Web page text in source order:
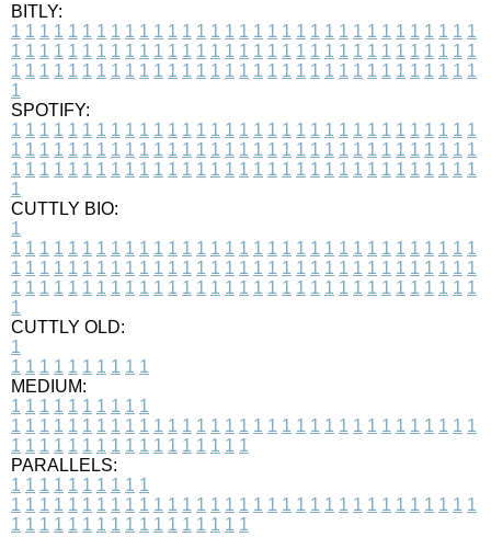
BITLY:
1 1 1 1 1 1 1 1 1 1 1 1 1 1 1 1 1 1 1 1 1 1 1 1 1 1 1 1 1 1 1 1 1
1 1 1 1 1 1 1 1 1 1 1 1 1 1 1 1 1 1 1 1 1 1 1 1 1 1 1 1 1 1 1 1 1
1 1 1 1 1 1 1 1 1 1 1 1 1 1 1 1 1 1 1 1 1 1 1 1 1 1 1 1 1 1 1 1 1
1
SPOTIFY:
1 1 1 1 1 1 1 1 1 1 1 1 1 1 1 1 1 1 1 1 1 1 1 1 1 1 1 1 1 1 1 1 1
1 1 1 1 1 1 1 1 1 1 1 1 1 1 1 1 1 1 1 1 1 1 1 1 1 1 1 1 1 1 1 1 1
1 1 1 1 1 1 1 1 1 1 1 1 1 1 1 1 1 1 1 1 1 1 1 1 1 1 1 1 1 1 1 1 1
1
CUTTLY BIO:
1
1 1 1 1 1 1 1 1 1 1 1 1 1 1 1 1 1 1 1 1 1 1 1 1 1 1 1 1 1 1 1 1 1
1 1 1 1 1 1 1 1 1 1 1 1 1 1 1 1 1 1 1 1 1 1 1 1 1 1 1 1 1 1 1 1 1
1 1 1 1 1 1 1 1 1 1 1 1 1 1 1 1 1 1 1 1 1 1 1 1 1 1 1 1 1 1 1 1 1
1
CUTTLY OLD:
1
1 1 1 1 1 1 1 1 1 1
MEDIUM:
1 1 1 1 1 1 1 1 1 1
1 1 1 1 1 1 1 1 1 1 1 1 1 1 1 1 1 1 1 1 1 1 1 1 1 1 1 1 1 1 1 1 1
1 1 1 1 1 1 1 1 1 1 1 1 1 1 1 1 1
PARALLELS:
1 1 1 1 1 1 1 1 1 1
1 1 1 1 1 1 1 1 1 1 1 1 1 1 1 1 1 1 1 1 1 1 1 1 1 1 1 1 1 1 1 1 1
1 1 1 1 1 1 1 1 1 1 1 1 1 1 1 1 1